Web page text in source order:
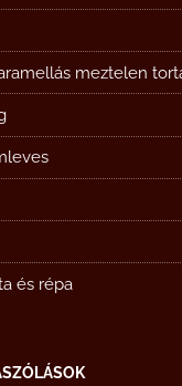
meztelen
és répa